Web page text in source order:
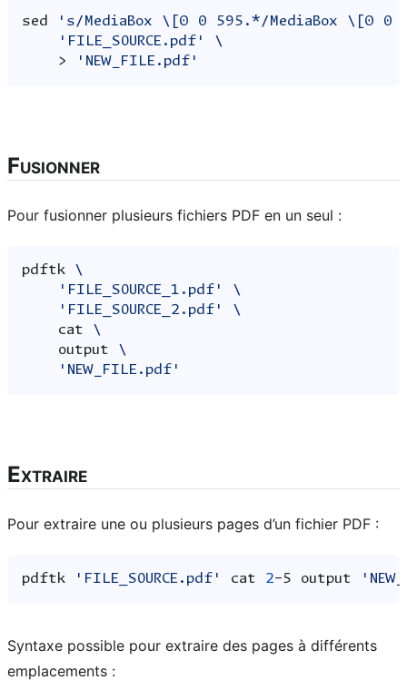
sed
's/MediaBox \[0 0 595.*/MediaBox \[0 0
'FILE_SOURCE.pdf'
\
>
'NEW_FILE.pdf'
Fusionner
Pour fusionner plusieurs fichiers PDF en un seul :
pdftk
\
'FILE_SOURCE_1.pdf'
\
'FILE_SOURCE_2.pdf'
\
cat
\
output
\
'NEW_FILE.pdf'
Extraire
Pour extraire une ou plusieurs pages d’un fichier PDF :
pdftk 'FILE_SOURCE.pdf' cat 2-5 output
Syntaxe possible pour extraire des pages à différents
emplacements :